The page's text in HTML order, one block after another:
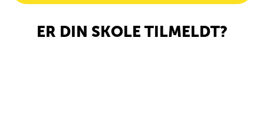
ER DIN SKOLE TILMELDT?